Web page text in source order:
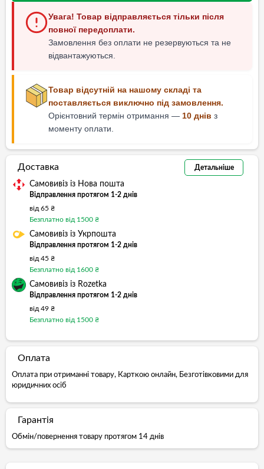
Увага! Товар відправляється тільки після
повної передоплати.
Замовлення без оплати не резервуються та не
відвантажуються.
Товар відсутній на нашому складі та
поставляється виключно під замовлення.
Орієнтовний термін отримання — 10 днів з
моменту оплати.
Доставка Детальніше
Самовивіз із Нова пошта
Відправлення протягом 1-2 днів
від 65 ₴
Безплатно від 1500 ₴
Самовивіз із Укрпошта
Відправлення протягом 1-2 днів
від 45 ₴
Безплатно від 1600 ₴
Самовивіз із Rozetka
Відправлення протягом 1-2 днів
від 49 ₴
Безплатно від 1500 ₴
Оплата
Оплата при отриманні товару, Карткою онлайн, Безготівковими для
юридичних осіб
Гарантія
Обмін/повернення товару протягом 14 днів